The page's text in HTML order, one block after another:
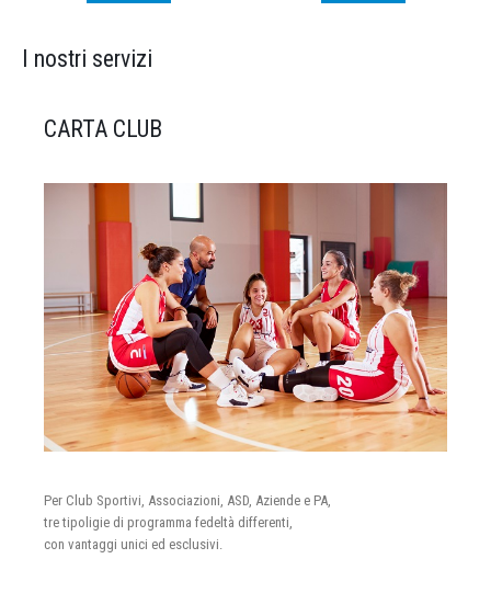
I nostri servizi
CARTA CLUB
Per Club Sportivi, Associazioni, ASD, Aziende e PA,
tre tipoligie di programma fedeltà differenti,
con vantaggi unici ed esclusivi.